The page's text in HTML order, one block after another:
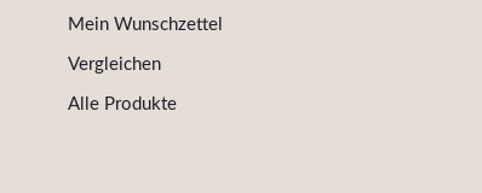
Mein Wunschzettel
Vergleichen
Alle Produkte